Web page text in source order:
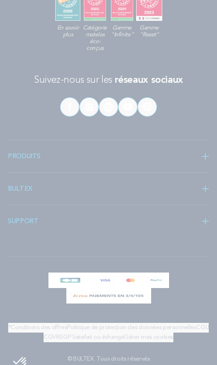
En savoir
plus
Catégorie
matelas
éco-
conçus
Gamme
"Infinite"
Gamme
"Reset"
Suivez-nous sur les réseaux sociaux
PRODUITS
BULTEX
SUPPORT
*Conditions des offresPolitique de protection des données personnellesCGU
CGV RSGP Satisfait ou échangéGérer mes cookies
© BULTEX. Tous droits réservés